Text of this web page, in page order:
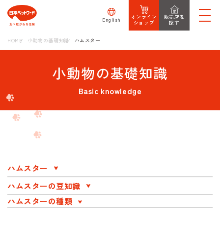
English
オンライン
ショップ
販売店を
探す
HOME 小動物の基礎知識 ハムスター
小動物の基礎知識
Basic knowledge
ハムスター
ハムスターの豆知識
ハムスターの種類